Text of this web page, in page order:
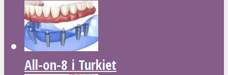
All-on-8 i Turkiet